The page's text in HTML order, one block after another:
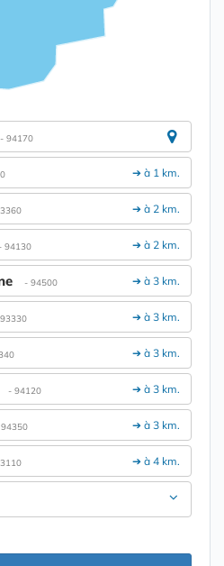
- 94170
➔ à 1 km.
➔ à 2 km.
➔ à 2 km.
94130
➔ à 3 km.
- 94500
➔ à 3 km.
➔ à 3 km.
➔ à 3 km.
- 94120
➔ à 3 km.
➔ à 4 km.